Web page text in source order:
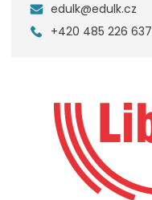
edulk@edulk.cz
+420 485 226 637